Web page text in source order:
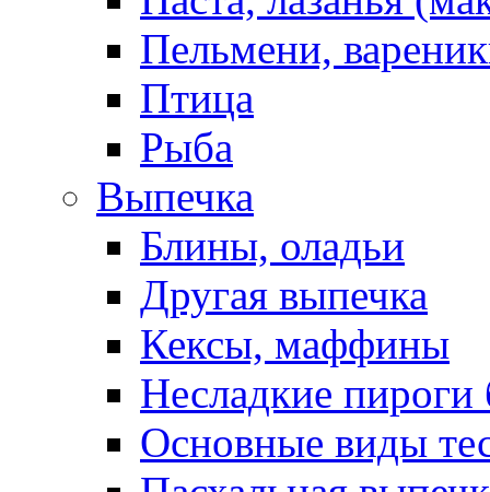
Пельмени,
Птица
Рыба
Выпечка
Блины, оладьи
Другая выпечка
Кексы, маффины
Несладкие пироги
Основные виды